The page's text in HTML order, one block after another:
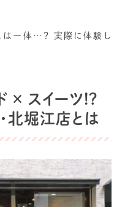
は一体…？ 実際に体験し
× スイーツ!?
北堀江店とは